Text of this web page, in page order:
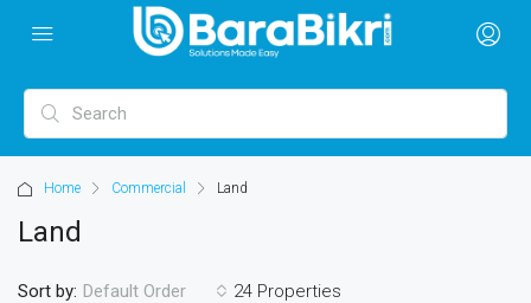
Home Commercial Land
Land
24 Properties
Sort by: Default Order